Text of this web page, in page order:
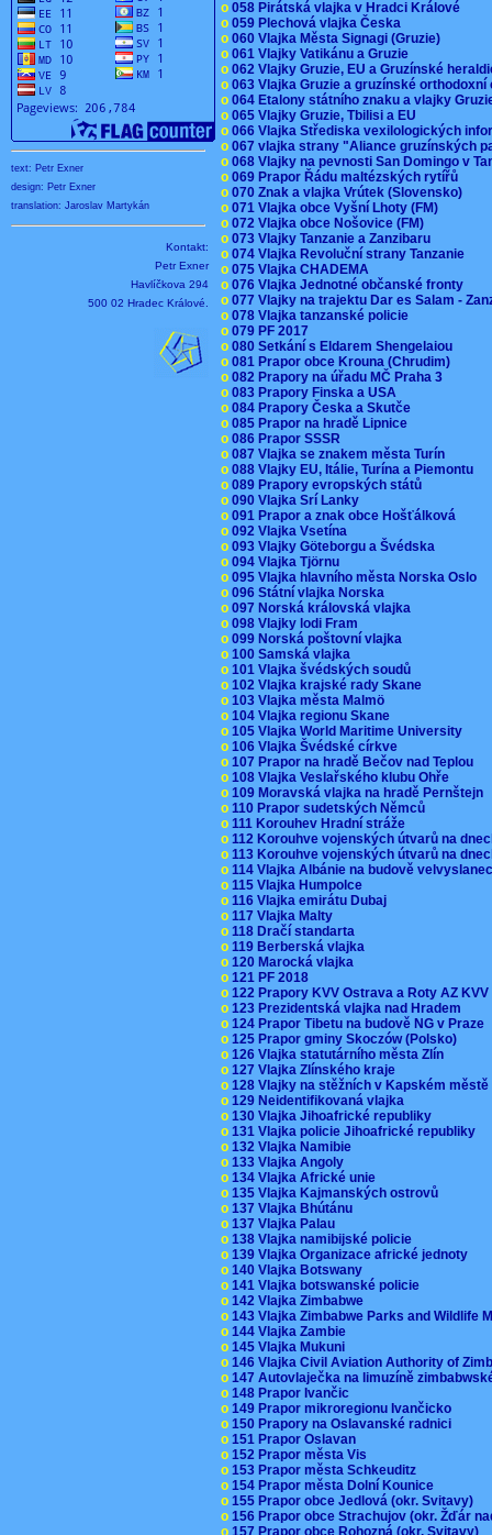
text: Petr Exner
design: Petr Exner
translation: Jaroslav Martykán
Kontakt:
Petr Exner
Havlíčkova 294
500 02 Hradec Králové.
o 058 Pirátská vlajka v Hradci Králové
o 059 Plechová vlajka Česka
o 060 Vlajka Města Signagi (Gruzie)
o 061 Vlajky Vatikánu a Gruzie
o 062 Vlajky Gruzie, EU a Gruzínské
o 063 Vlajka Gruzie a gruzínské
o 064 Etalony státního znaku a vlajky
o 065 Vlajky Gruzie, Tbilisi a EU
o 066 Vlajka Střediska vexilologických
o 067 vlajka strany "Aliance gruzínských
o 068 Vlajky na pevnosti San Domingo v
o 069 Prapor Řádu maltézských rytířů
o 070 Znak a vlajka Vrútek (Slovensko)
o 071 Vlajka obce Vyšní Lhoty (FM)
o 072 Vlajka obce Nošovice (FM)
o 073 Vlajky Tanzanie a Zanzibaru
o 074 Vlajka Revoluční strany Tanzanie
o 075 Vlajka CHADEMA
o 076 Vlajka Jednotné občanské fronty
o 077 Vlajky na trajektu Dar es Salam -
o 078 Vlajka tanzanské policie
o 079 PF 2017
o 080 Setkání s Eldarem Shengelaiou
o 081 Prapor obce Krouna (Chrudim)
o 082 Prapory na úřadu MČ Praha 3
o 083 Prapory Finska a USA
o 084 Prapory Česka a Skutče
o 085 Prapor na hradě Lipnice
o 086 Prapor SSSR
o 087 Vlajka se znakem města Turín
o 088 Vlajky EU, Itálie, Turína a Piemontu
o 089 Prapory evropských států
o 090 Vlajka Srí Lanky
o 091 Prapor a znak obce Hošťálková
o 092 Vlajka Vsetína
o 093 Vlajky Göteborgu a Švédska
o 094 Vlajka Tjörnu
o 095 Vlajka hlavního města Norska Oslo
o 096 Státní vlajka Norska
o 097 Norská královská vlajka
o 098 Vlajky lodi Fram
o 099 Norská poštovní vlajka
o 100 Samská vlajka
o 101 Vlajka švédských soudů
o 102 Vlajka krajské rady Skane
o 103 Vlajka města Malmö
o 104 Vlajka regionu Skane
o 105 Vlajka World Maritime University
o 106 Vlajka Švédské církve
o 107 Prapor na hradě Bečov nad Teplou
o 108 Vlajka Veslařského klubu Ohře
o 109 Moravská vlajka na hradě Pernštejn
o 110 Prapor sudetských Němců
o 111 Korouhev Hradní stráže
o 112 Korouhve vojenských útvarů na
o 113 Korouhve vojenských útvarů na
o 114 Vlajka Albánie na budově
o 115 Vlajka Humpolce
o 116 Vlajka emirátu Dubaj
o 117 Vlajka Malty
o 118 Dračí standarta
o 119 Berberská vlajka
o 120 Marocká vlajka
o 121 PF 2018
o 122 Prapory KVV Ostrava a Roty AZ
o 123 Prezidentská vlajka nad Hradem
o 124 Prapor Tibetu na budově NG v Praze
o 125 Prapor gminy Skoczów (Polsko)
o 126 Vlajka statutárního města Zlín
o 127 Vlajka Zlínského kraje
o 128 Vlajky na stěžních v Kapském
o 129 Neidentifikovaná vlajka
o 130 Vlajka Jihoafrické republiky
o 131 Vlajka policie Jihoafrické republiky
o 132 Vlajka Namibie
o 133 Vlajka Angoly
o 134 Vlajka Africké unie
o 135 Vlajka Kajmanských ostrovů
o 137 Vlajka Bhútánu
o 137 Vlajka Palau
o 138 Vlajka namibijské policie
o 139 Vlajka Organizace africké jednoty
o 140 Vlajka Botswany
o 141 Vlajka botswanské policie
o 142 Vlajka Zimbabwe
o 143 Vlajka Zimbabwe Parks and Wildlife
o 144 Vlajka Zambie
o 145 Vlajka Mukuni
o 146 Vlajka Civil Aviation Authority of
o 147 Autovlaječka na limuzíně
o 148 Prapor Ivančic
o 149 Prapor mikroregionu Ivančicko
o 150 Prapory na Oslavanské radnici
o 151 Prapor Oslavan
o 152 Prapor města Vis
o 153 Prapor města Schkeuditz
o 154 Prapor města Dolní Kounice
o 155 Prapor obce Jedlová (okr. Svitavy)
o 156 Prapor obce Strachujov (okr. Žďár
o 157 Prapor obce Rohozná (okr. Svitavy)